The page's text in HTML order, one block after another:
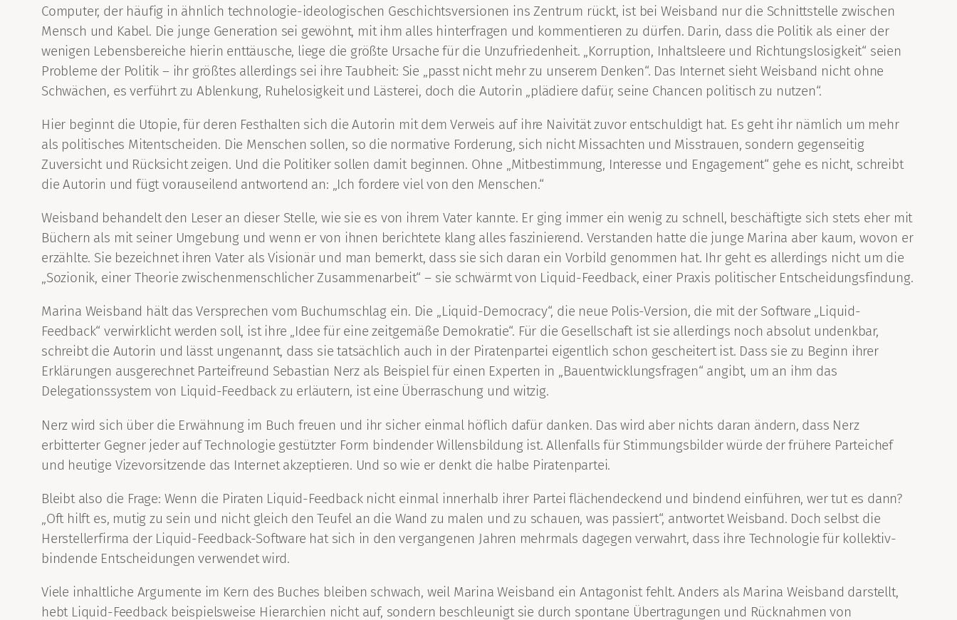
Computer, der häufig in ähnlich technologie-ideologischen Geschichtsversionen ins Zentrum rückt, ist bei Weisband nur die Schnittstelle zwischen
Mensch und Kabel. Die junge Generation sei gewöhnt, mit ihm alles hinterfragen und kommentieren zu dürfen. Darin, dass die Politik als einer der
wenigen Lebensbereiche hierin enttäusche, liege die größte Ursache für die Unzufriedenheit. „Korruption, Inhaltsleere und Richtungslosigkeit“ seien
Probleme der Politik – ihr größtes allerdings sei ihre Taubheit: Sie „passt nicht mehr zu unserem Denken“. Das Internet sieht Weisband nicht ohne
Schwächen, es verführt zu Ablenkung, Ruhelosigkeit und Lästerei, doch die Autorin „plädiere dafür, seine Chancen politisch zu nutzen“.
Hier beginnt die Utopie, für deren Festhalten sich die Autorin mit dem Verweis auf ihre Naivität zuvor entschuldigt hat. Es geht ihr nämlich um mehr
als politisches Mitentscheiden. Die Menschen sollen, so die normative Forderung, sich nicht Missachten und Misstrauen, sondern gegenseitig
Zuversicht und Rücksicht zeigen. Und die Politiker sollen damit beginnen. Ohne „Mitbestimmung, Interesse und Engagement“ gehe es nicht, schreibt
die Autorin und fügt vorauseilend antwortend an: „Ich fordere viel von den Menschen.“
Weisband behandelt den Leser an dieser Stelle, wie sie es von ihrem Vater kannte. Er ging immer ein wenig zu schnell, beschäftigte sich stets eher mit
Büchern als mit seiner Umgebung und wenn er von ihnen berichtete klang alles faszinierend. Verstanden hatte die junge Marina aber kaum, wovon er
erzählte. Sie bezeichnet ihren Vater als Visionär und man bemerkt, dass sie sich daran ein Vorbild genommen hat. Ihr geht es allerdings nicht um die
„Sozionik, einer Theorie zwischenmenschlicher Zusammenarbeit“ – sie schwärmt von Liquid-Feedback, einer Praxis politischer Entscheidungsfindung.
Marina Weisband hält das Versprechen vom Buchumschlag ein. Die „Liquid-Democracy“, die neue Polis-Version, die mit der Software „Liquid-
Feedback“ verwirklicht werden soll, ist ihre „Idee für eine zeitgemäße Demokratie“. Für die Gesellschaft ist sie allerdings noch absolut undenkbar,
schreibt die Autorin und lässt ungenannt, dass sie tatsächlich auch in der Piratenpartei eigentlich schon gescheitert ist. Dass sie zu Beginn ihrer
Erklärungen ausgerechnet Parteifreund Sebastian Nerz als Beispiel für einen Experten in „Bauentwicklungsfragen“ angibt, um an ihm das
Delegationssystem von Liquid-Feedback zu erläutern, ist eine Überraschung und witzig.
Nerz wird sich über die Erwähnung im Buch freuen und ihr sicher einmal höflich dafür danken. Das wird aber nichts daran ändern, dass Nerz
erbitterter Gegner jeder auf Technologie gestützter Form bindender Willensbildung ist. Allenfalls für Stimmungsbilder würde der frühere Parteichef
und heutige Vizevorsitzende das Internet akzeptieren. Und so wie er denkt die halbe Piratenpartei.
Bleibt also die Frage: Wenn die Piraten Liquid-Feedback nicht einmal innerhalb ihrer Partei flächendeckend und bindend einführen, wer tut es dann?
„Oft hilft es, mutig zu sein und nicht gleich den Teufel an die Wand zu malen und zu schauen, was passiert“, antwortet Weisband. Doch selbst die
Herstellerfirma der Liquid-Feedback-Software hat sich in den vergangenen Jahren mehrmals dagegen verwahrt, dass ihre Technologie für kollektiv-
bindende Entscheidungen verwendet wird.
Viele inhaltliche Argumente im Kern des Buches bleiben schwach, weil Marina Weisband ein Antagonist fehlt. Anders als Marina Weisband darstellt,
hebt Liquid-Feedback beispielsweise Hierarchien nicht auf, sondern beschleunigt sie durch spontane Übertragungen und Rücknahmen von